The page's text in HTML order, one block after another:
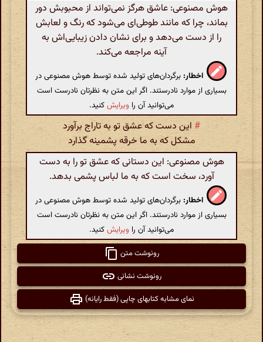
هوش مصنوعی: عاشق هرگز نمی‌تواند از محبوبش دور
بماند، چرا که مانند طوطی‌ای می‌شود که رنگ و لعابش
را از دست می‌دهد و برای نشان دادن زیبایی‌اش به
آینه مراجعه می‌کند.
اخطار: برگردان‌های تولید شده توسط هوش مصنوعی در
بسیاری از موارد نادرستند. اگر این متن به نظرتان نادرست است
می‌توانید آن را ویرایشکنید.
# این دست که عشق تو به تاراج برآورد
مشکل که به ما خرقه پشمینه گذارد
هوش مصنوعی: این دستانی که عشق تو را به دست
آورد، سخت است که به ما لباس پشمی بدهد.
اخطار: برگردان‌های تولید شده توسط هوش مصنوعی در
بسیاری از موارد نادرستند. اگر این متن به نظرتان نادرست است
می‌توانید آن را ویرایشکنید.
رونوشت متن
رونوشت نشانی
نمای مشابه کتابهای چاپی (فقط رایانه)